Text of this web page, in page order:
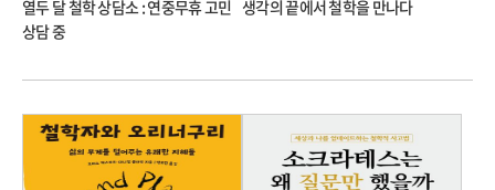
열두 달 철학 상담소 : 연중무휴 고민
상담 중
생각의 끝에서 철학을 만나다